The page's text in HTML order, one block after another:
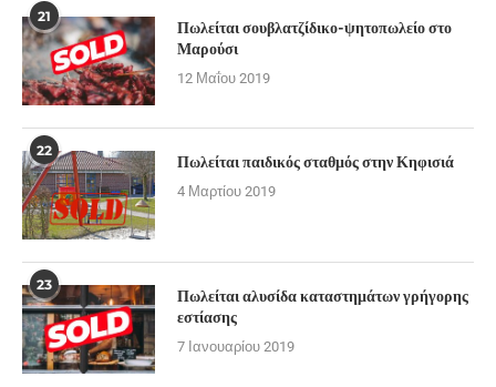
21
Πωλείται σουβλατζίδικο-ψητοπωλείο στο
Μαρούσι
12 Μαΐου 2019
22 Πωλείται παιδικός σταθμός στην Κηφισιά
4 Μαρτίου 2019
23
Πωλείται αλυσίδα καταστημάτων γρήγορης
εστίασης
7 Ιανουαρίου 2019